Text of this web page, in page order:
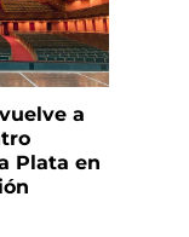
a
Plata en